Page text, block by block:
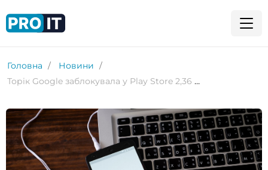
Головна
Новини
Торік Google заблокувала у Play Store 2,36 мільйона ризикованих програм для Android